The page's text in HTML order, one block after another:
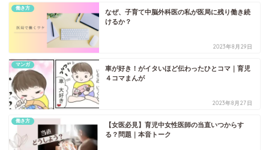
働き方
なぜ、子育て中脳外科医の私が医局に残り働き続
けるか？
2023年8月29日
マンガ
車が好き！がイタいほど伝わったひとコマ｜育児
４コマまんが
2023年8月27日
働き方
【女医必見】育児中女性医師の当直いつからす
る？問題｜本音トーク